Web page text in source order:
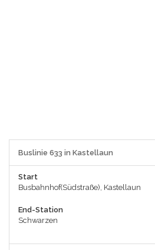
Buslinie 633 in Kastellaun
Start
Busbahnhof(Südstraße), Kastellaun
End-Station
Schwarzen